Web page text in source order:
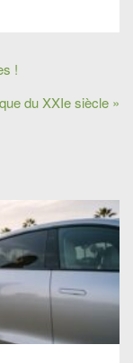
!
du XXIe siècle »